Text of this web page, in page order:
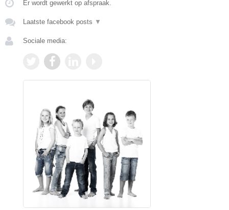
Er wordt gewerkt op afspraak.
Laatste facebook posts ▼
Sociale media: